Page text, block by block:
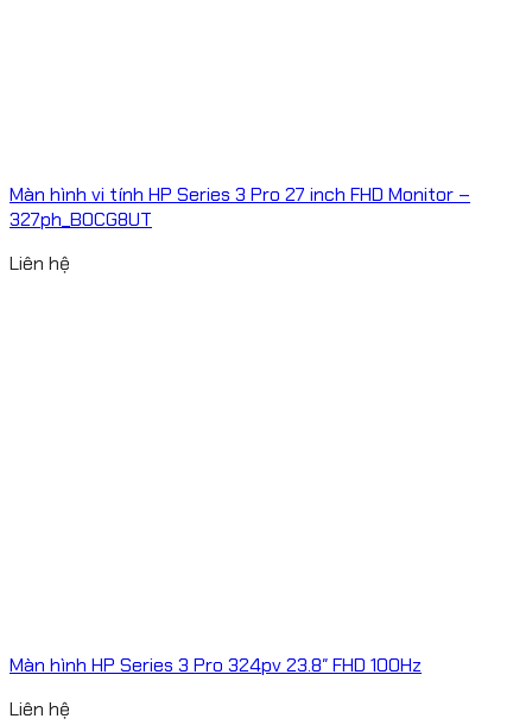
Màn hình vi tính HP Series 3 Pro 27 inch FHD Monitor –
327ph_B0CG8UT
Liên hệ
Màn hình HP Series 3 Pro 324pv 23.8″ FHD 100Hz
Liên hệ